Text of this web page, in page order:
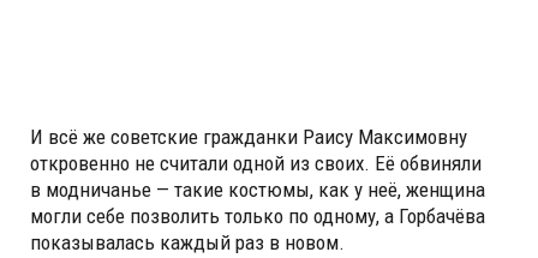
И всё же советские гражданки Раису Максимовну
откровенно не считали одной из своих. Её обвиняли
в модничанье — такие костюмы, как у неё, женщина
могли себе позволить только по одному, а Горбачёва
показывалась каждый раз в новом.